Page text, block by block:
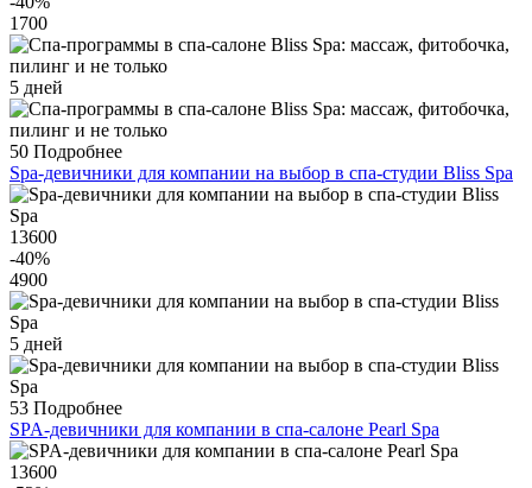
1700
5 дней
50 Подробнее
Spa-девичники для компании на выбор в спа-студии Bliss Spa
13600
-40%
4900
5 дней
53 Подробнее
SPA-девичники для компании в спа-салоне Pearl Spa
13600